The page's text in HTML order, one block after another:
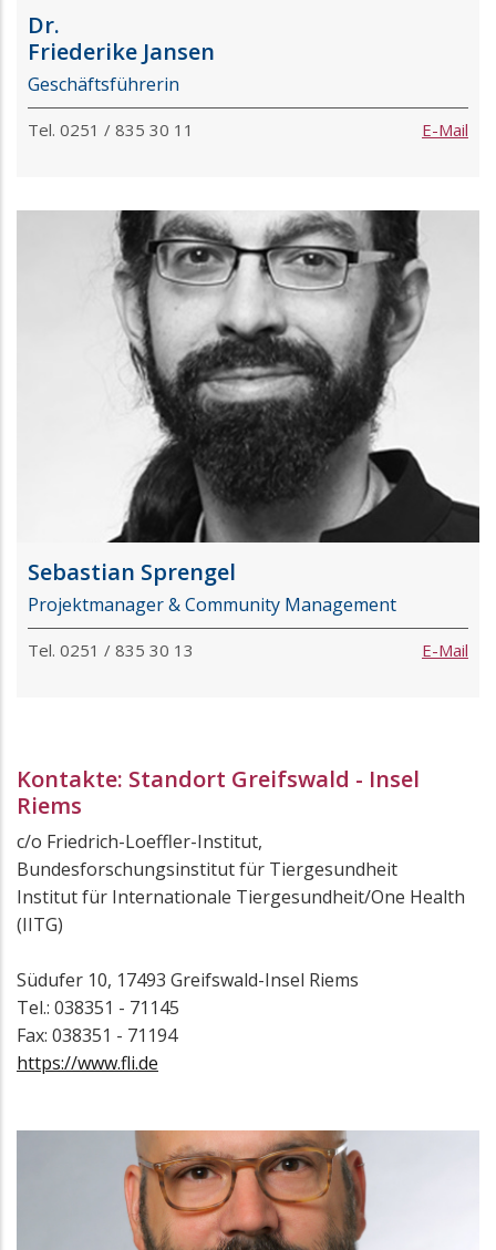
Dr.
Friederike Jansen
Geschäftsführerin
Tel. 0251 / 835 30 11 E-Mail
Sebastian Sprengel
Projektmanager & Community Management
Tel. 0251 / 835 30 13 E-Mail
Kontakte: Standort Greifswald - Insel
Riems
c/o Friedrich-Loeffler-Institut,
Bundesforschungsinstitut für Tiergesundheit
Institut für Internationale Tiergesundheit/One Health
(IITG)
Südufer 10, 17493 Greifswald-Insel Riems
Tel.: 038351 - 71145
Fax: 038351 - 71194
https://www.fli.de